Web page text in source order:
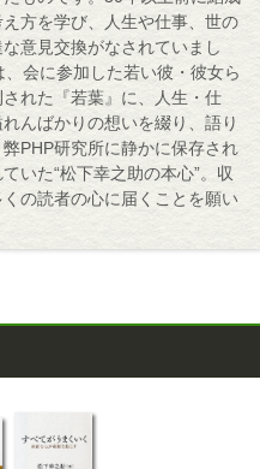
方を学び、人生や仕事、世の
意見交換がなされていまし
会に参加した若い彼・彼女ら
れた『若葉』に、人生・仕
んばかりの想いを綴り、語り
PHP研究所に静かに保存され
いた“松下幸之助の本心”。収
の読者の心に届くことを願い